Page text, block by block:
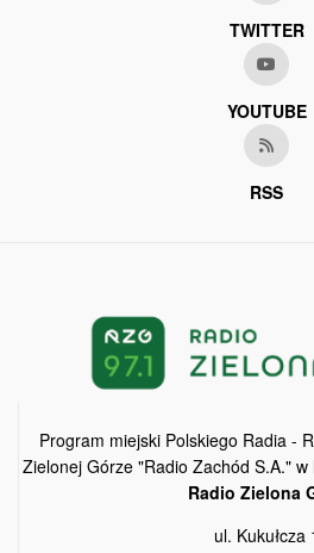
TWITTER
YOUTUBE
RSS
Program miejski Polskiego Radia -
Zielonej Górze "Radio Zachód S.A."
Radio Zielona
ul. Kukułcza